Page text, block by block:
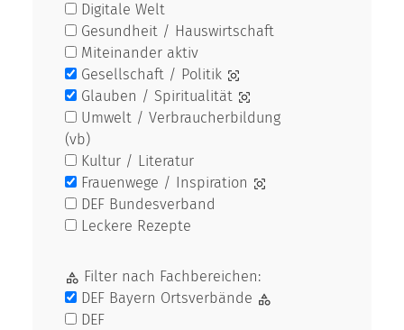
Digitale Welt
Gesundheit / Hauswirtschaft
Miteinander aktiv
Gesellschaft / Politik
Glauben / Spiritualität
Umwelt / Verbraucherbildung
(vb)
Kultur / Literatur
Frauenwege / Inspiration
DEF Bundesverband
Leckere Rezepte
Filter nach Fachbereichen:
DEF Bayern Ortsverbände
DEF